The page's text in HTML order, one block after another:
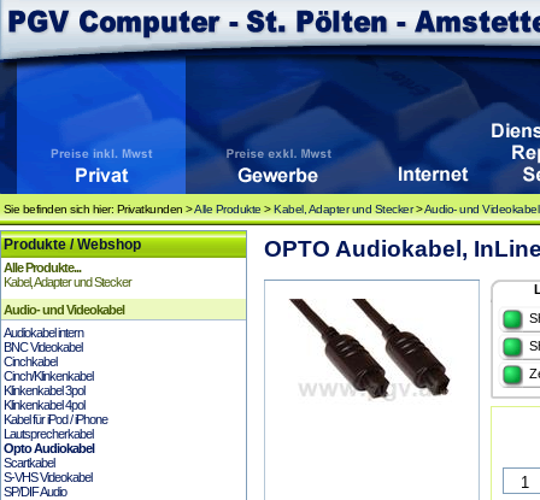
Sie befinden sich hier: Privatkunden >Alle Produkte >Kabel, Adapter und Stecker>Audio- und Videokabel
Produkte / Webshop
Alle Produkte...
Kabel, Adapter und Stecker
Audio- und Videokabel
Audiokabel intern
BNC Videokabel
Cinchkabel
Cinch/Klinkenkabel
Klinkenkabel 3pol
Klinkenkabel 4pol
Kabel für iPod / iPhone
Lautsprecherkabel
Opto Audiokabel
Scartkabel
S-VHS Videokabel
SP/DIF Audio
OPTO Audiokabel,